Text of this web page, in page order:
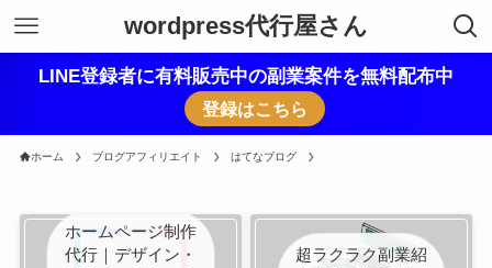
wordpress代行屋さん
LINE登録者に有料販売中の副業案件を無料配布中
登録はこちら
ホーム ブログアフィリエイト はてなブログ
ホームページ制作
代行｜デザイン・
超ラクラク副業紹